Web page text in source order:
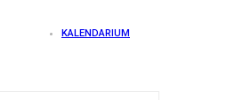
KALENDARIUM